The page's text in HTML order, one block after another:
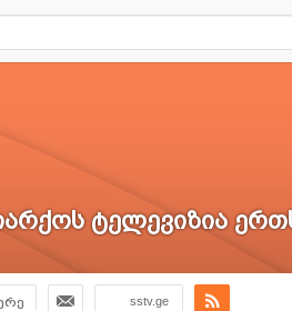
ტელევიზია
sstv.ge